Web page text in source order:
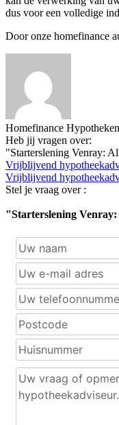
dus voor een volledige
Door onze homefinance
Homefinance Hypotheken
Heb jij vragen over:
"Starterslening Venray:
Vrijblijvend
Vrijblijvend
Stel je vraag over :
"Starterslening